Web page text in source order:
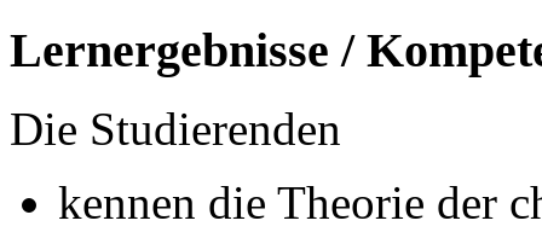
Lernergebnisse /
Die Studierenden
kennen die Theorie der